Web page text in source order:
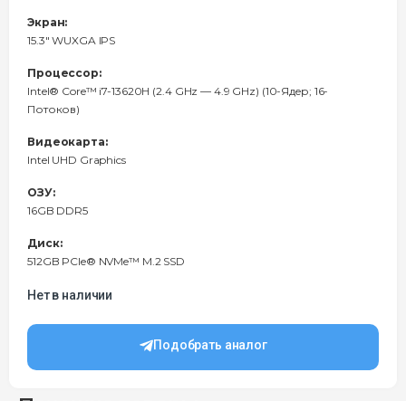
Экран:
15.3" WUXGA IPS
Процессор:
Intel® Core™ i7-13620H (2.4 GHz — 4.9 GHz) (10-Ядeр; 16-
Потоков)
Видеокарта:
Intel UHD Graphics
ОЗУ:
16GB DDR5
Диск:
512GB PCIe® NVMe™ M.2 SSD
Нет в наличии
Подобрать аналог